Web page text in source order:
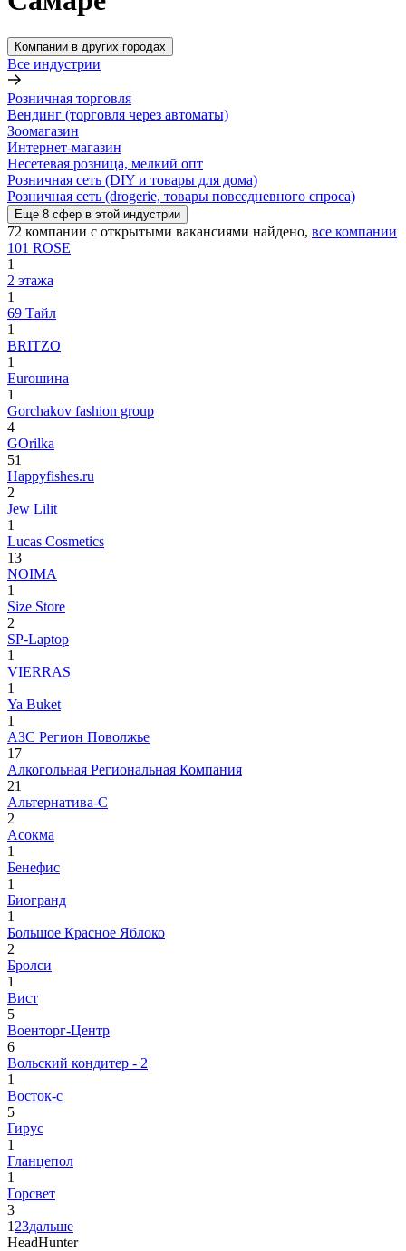
Компании в других городах
Все индустрии
Розничная торговля
Вендинг (торговля через автоматы)
Зоомагазин
Интернет-магазин
Несетевая розница, мелкий опт
Розничная сеть (DIY и товары для дома)
Розничная сеть (drogerie, товары повседневного спроса)
Еще 8 сфер в этой индустрии
72 компании с открытыми вакансиями найдено, все компании
101 ROSE
1
2 этажа
1
69 Тайл
1
BRITZO
1
Euroшина
1
Gorchakov fashion group
4
GOrilka
51
Happyfishes.ru
2
Jew Lilit
1
Lucas Cosmetics
13
NOIMA
1
Size Store
2
SP-Laptop
1
VIERRAS
1
Ya Buket
1
АЗС Регион Поволжье
17
Алкогольная Региональная Компания
21
Альтернатива-С
2
Асокма
1
Бенефис
1
Биогранд
1
Большое Красное Яблоко
2
Бролси
1
Вист
5
Военторг-Центр
6
Вольский кондитер - 2
1
Восток-с
5
Гирус
1
Гланцепол
1
Горсвет
3
1 23дальше
HeadHunter